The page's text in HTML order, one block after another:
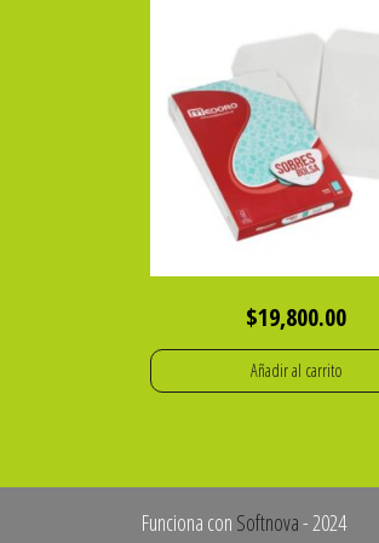
$19,800.00
Añadir al carrito
Funciona con Softnova- 2024